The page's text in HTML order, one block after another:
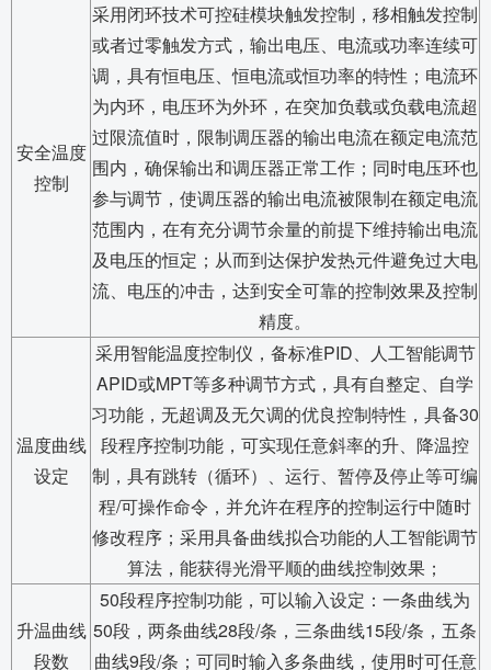
安全温度
控制
采用闭环技术可控硅模块触发控制，移相触发控制
或者过零触发方式，输出电压、电流或功率连续可
调，具有恒电压、恒电流或恒功率的特性；电流环
为内环，电压环为外环，在突加负载或负载电流超
过限流值时，限制调压器的输出电流在额定电流范
围内，确保输出和调压器正常工作；同时电压环也
参与调节，使调压器的输出电流被限制在额定电流
范围内，在有充分调节余量的前提下维持输出电流
及电压的恒定；从而到达保护发热元件避免过大电
流、电压的冲击，达到安全可靠的控制效果及控制
精度。
温度曲线
设定
采用智能温度控制仪，备标准PID、人工智能调节
APID或MPT等多种调节方式，具有自整定、自学
习功能，无超调及无欠调的优良控制特性，具备30
段程序控制功能，可实现任意斜率的升、降温控
制，具有跳转（循环）、运行、暂停及停止等可编
程/可操作命令，并允许在程序的控制运行中随时
修改程序；采用具备曲线拟合功能的人工智能调节
算法，能获得光滑平顺的曲线控制效果；
升温曲线
段数
50段程序控制功能，可以输入设定：一条曲线为
50段，两条曲线28段/条，三条曲线15段/条，五条
曲线9段/条；可同时输入多条曲线，使用时可任意